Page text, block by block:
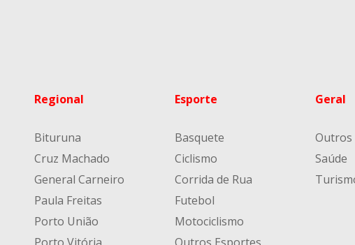
Regional
Bituruna
Cruz Machado
General Carneiro
Paula Freitas
Porto União
Esporte
Basquete
Ciclismo
Corrida de Rua
Futebol
Motociclismo
Geral
Outros
Saúde